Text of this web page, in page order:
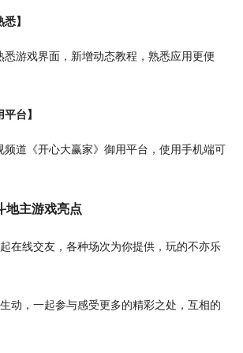
】
悉游戏界面，新增动态教程，熟悉应用更便
台】
频道《开心大赢家》御用平台，使用手机端可
地主游戏亮点
在线交友 ，各种场次为你提供，玩的不亦乐
动，一起参与感受更多的精彩之处，互相的